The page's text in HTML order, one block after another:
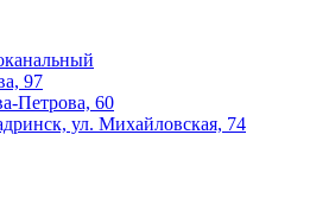
97
Петрова, 60
ул. Михайловская, 74